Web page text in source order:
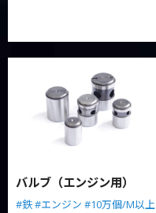
バルブ（エンジン用）
#鉄#エンジン #10万個/M以上